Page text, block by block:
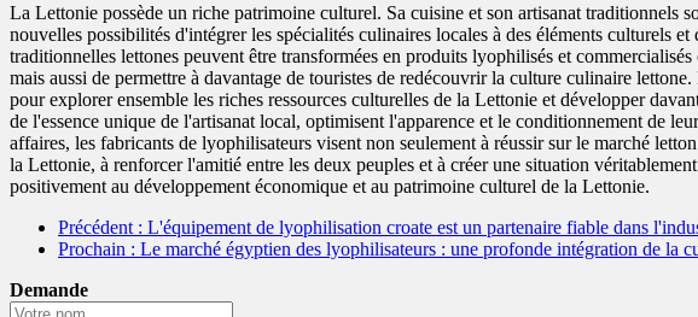
La Lettonie possède un riche patrimoine culturel. Sa cuisine et son artisanat traditionnels
nouvelles possibilités d'intégrer les spécialités culinaires locales à des éléments culturels
traditionnelles lettones peuvent être transformées en produits lyophilisés et
mais aussi de permettre à davantage de touristes de redécouvrir la culture culinaire
pour explorer ensemble les riches ressources culturelles de la Lettonie et développer
de l'essence unique de l'artisanat local, optimisent l'apparence et le conditionnement de
affaires, les fabricants de lyophilisateurs visent non seulement à réussir sur le marché
la Lettonie, à renforcer l'amitié entre les deux peuples et à créer une situation
positivement au développement économique et au patrimoine culturel de la Lettonie.
Précédent : L'équipement de lyophilisation croate est un partenaire fiable dans
Prochain : Le marché égyptien des lyophilisateurs : une profonde intégration de la
Demande